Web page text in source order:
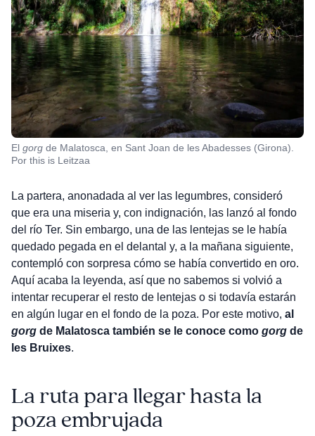
El gorgde Malatosca, en Sant Joan de les Abadesses (Girona).
Por this is Leitzaa
La partera, anonadada al ver las legumbres, consideró
que era una miseria y, con indignación, las lanzó al fondo
del río Ter. Sin embargo, una de las lentejas se le había
quedado pegada en el delantal y, a la mañana siguiente,
contempló con sorpresa cómo se había convertido en oro.
Aquí acaba la leyenda, así que no sabemos si volvió a
intentar recuperar el resto de lentejas o si todavía estarán
en algún lugar en el fondo de la poza. Por este motivo, al
gorgde Malatosca también se le conoce como gorgde
les Bruixes.
La ruta para llegar hasta la
poza embrujada